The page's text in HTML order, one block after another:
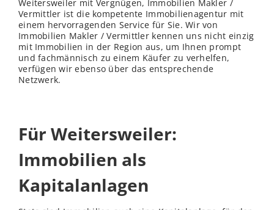
Weitersweiler mit Vergnügen, Immobilien Makler /
Vermittler ist die kompetente Immobilienagentur mit
einem hervorragenden Service für Sie. Wir von
Immobilien Makler / Vermittler kennen uns nicht einzig
mit Immobilien in der Region aus, um Ihnen prompt
und fachmännisch zu einem Käufer zu verhelfen,
verfügen wir ebenso über das entsprechende
Netzwerk.
Für Weitersweiler:
Immobilien als
Kapitalanlagen